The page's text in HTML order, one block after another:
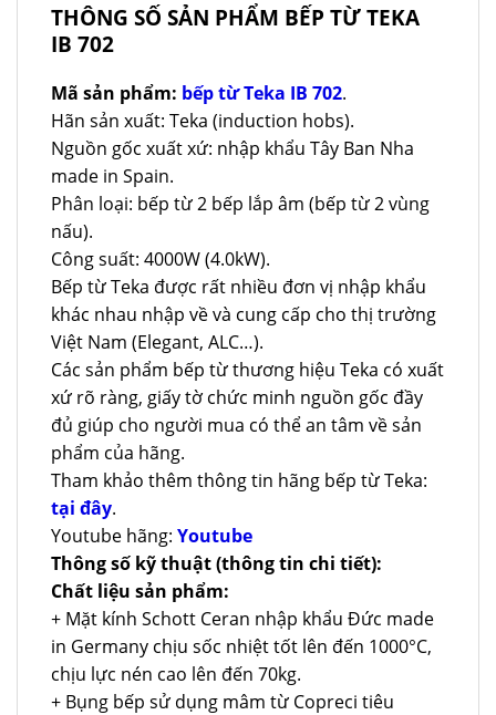
THÔNG SỐ SẢN PHẨM BẾP TỪ TEKA
IB 702
Mã sản phẩm: bếp từ Teka IB 702.
Hãn sản xuất: Teka (induction hobs).
Nguồn gốc xuất xứ: nhập khẩu Tây Ban Nha
made in Spain.
Phân loại: bếp từ 2 bếp lắp âm (bếp từ 2 vùng
nấu).
Công suất: 4000W (4.0kW).
Bếp từ Teka được rất nhiều đơn vị nhập khẩu
khác nhau nhập về và cung cấp cho thị trường
Việt Nam (Elegant, ALC…).
Các sản phẩm bếp từ thương hiệu Teka có xuất
xứ rõ ràng, giấy tờ chức minh nguồn gốc đầy
đủ giúp cho người mua có thể an tâm về sản
phẩm của hãng.
Tham khảo thêm thông tin hãng bếp từ Teka:
tại đây.
Youtube hãng: Youtube
Thông số kỹ thuật (thông tin chi tiết):
Chất liệu sản phẩm:
+ Mặt kính Schott Ceran nhập khẩu Đức made
in Germany chịu sốc nhiệt tốt lên đến 1000°C,
chịu lực nén cao lên đến 70kg.
+ Bụng bếp sử dụng mâm từ Copreci tiêu